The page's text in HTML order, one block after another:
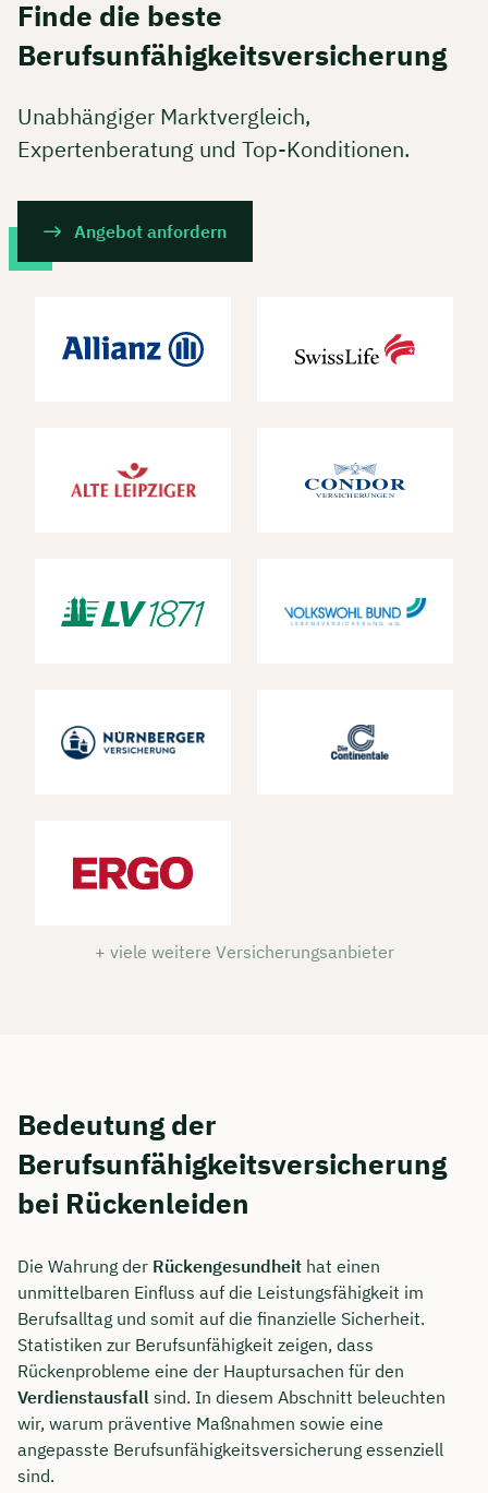
Finde die beste
Berufsunfähigkeitsversicherung
Unabhängiger Marktvergleich,
Expertenberatung und Top-Konditionen.
Angebot anfordern
+ viele weitere Versicherungsanbieter
Bedeutung der
Berufsunfähigkeitsversicherung
bei Rückenleiden
Die Wahrung der Rückengesundheit hat einen
unmittelbaren Einfluss auf die Leistungsfähigkeit im
Berufsalltag und somit auf die finanzielle Sicherheit.
Statistiken zur Berufsunfähigkeit zeigen, dass
Rückenprobleme eine der Hauptursachen für den
Verdienstausfall sind. In diesem Abschnitt beleuchten
wir, warum präventive Maßnahmen sowie eine
angepasste Berufsunfähigkeitsversicherung essenziell
sind.